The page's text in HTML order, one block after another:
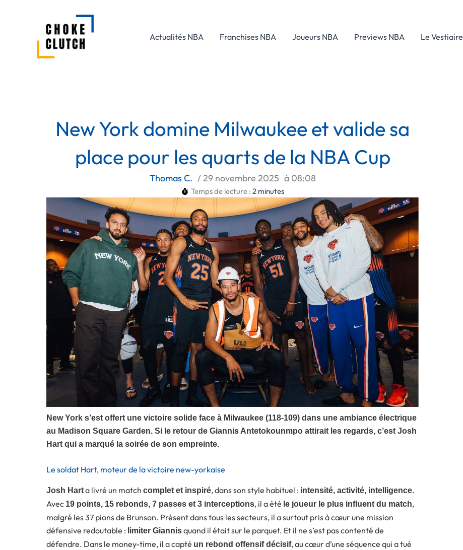
Actualités NBA Franchises NBA Joueurs NBA Previews NBA Le Vestiaire
New York domine Milwaukee et valide sa
place pour les quarts de la NBA Cup
Thomas C. /29 novembre 2025 à 08:08
Temps de lecture : 2minutes
New York s’est offert une victoire solide face à Milwaukee (118-109) dans une ambiance électrique
au Madison Square Garden. Si le retour de Giannis Antetokounmpo attirait les regards, c’est Josh
Hart qui a marqué la soirée de son empreinte.
Le soldat Hart, moteur de la victoire new-yorkaise
Josh Harta livré un match complet et inspiré, dans son style habituel : intensité, activité, intelligence.
Avec 19 points, 15 rebonds, 7 passes et 3 interceptions, il a été le joueur le plus influent du match,
malgré les 37 pions de Brunson. Présent dans tous les secteurs, il a surtout pris à cœur une mission
défensive redoutable : limiter Giannisquand il était sur le parquet. Et il ne s’est pas contenté de
défendre. Dans le money-time, il a capté un rebond offensif décisif, au cœur d’une séquence qui a tué